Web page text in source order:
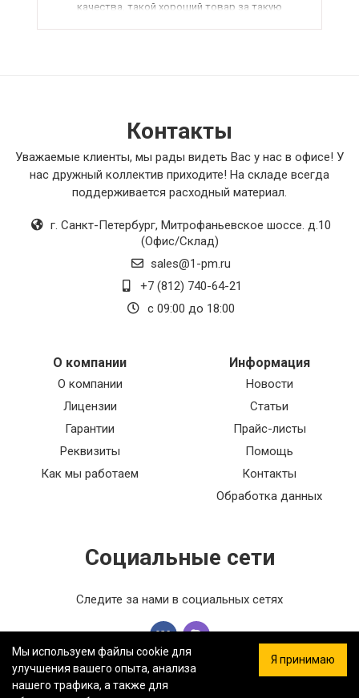
качества, такой хороший товар за такую
своего бизнеса.
Контакты
Уважаемые клиенты, мы рады видеть Вас у нас в офисе! У
нас дружный коллектив приходите! На складе всегда
поддерживается расходный материал.
г. Санкт-Петербург, Митрофаньевское шоссе. д.10
(Офис/Склад)
sales@1-pm.ru
+7 (812) 740-64-21
с 09:00 до 18:00
О компании
О компании
Лицензии
Гарантии
Реквизиты
Как мы работаем
Информация
Новости
Статьи
Прайс-листы
Помощь
Контакты
Обработка данных
Социальные сети
Следите за нами в социальных сетях
Мы используем файлы cookie для
улучшения вашего опыта, анализа
нашего трафика, а также для
Я принимаю